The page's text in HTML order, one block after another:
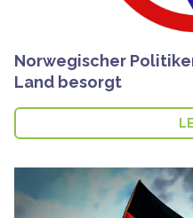
Norwegischer
Land besorgt